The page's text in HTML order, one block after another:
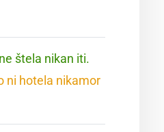
štela nikan iti.
ni hotela nikamor